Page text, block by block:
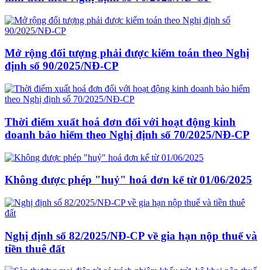
Mở rộng đối tượng phải được kiểm toán theo Nghị
định số 90/2025/NĐ-CP
Thời điểm xuất hoá đơn đối với hoạt động kinh
doanh bảo hiểm theo Nghị định số 70/2025/NĐ-CP
Không được phép "huỷ" hoá đơn kể từ 01/06/2025
Nghị định số 82/2025/NĐ-CP về gia hạn nộp thuế và
tiền thuê đất